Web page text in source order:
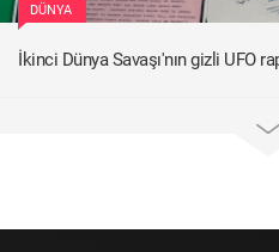
DÜNYA
İkinci Dünya Savaşı'nın gizli UFO